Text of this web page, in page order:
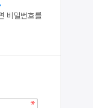
비밀번호를